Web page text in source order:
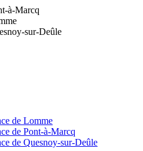
à-Marcq
sur-Deûle
de Lomme
de Pont-à-Marcq
de Quesnoy-sur-Deûle